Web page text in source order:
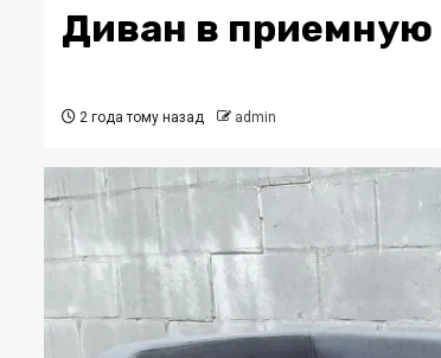
Диван в приемную
2 года тому назад admin